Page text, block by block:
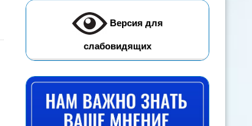
Версия для
слабовидящих